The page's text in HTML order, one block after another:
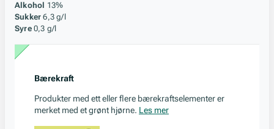
Alkohol 13%
Sukker 6,3 g/l
Syre 0,3 g/l
Bærekraft
Produkter med ett eller flere bærekraftselementer er
merket med et grønt hjørne. Les mer